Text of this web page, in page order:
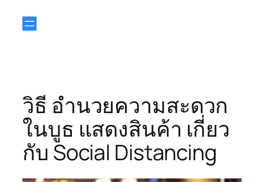
วิธี อำนวยความสะดวก
ในบูธ แสดงสินค้า เกี่ยว
กับ Social Distancing